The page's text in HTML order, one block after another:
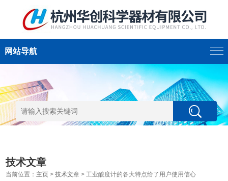
网站导航
技术文章
当前位置： 主页 >技术文章 > 工业酸度计的各大特点给了用户使用信心